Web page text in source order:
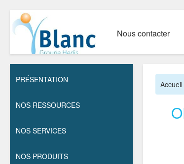
Nous contacter
PRÉSENTATION
NOS RESSOURCES
NOS SERVICES
NOS PRODUITS
Accueil